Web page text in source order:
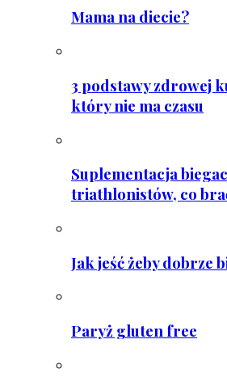
Mama na diecie?
3 podstawy zdrowej
który nie ma czasu
Suplementacja
triathlonistów, co
Jak jeść żeby dobrze
Paryż gluten free